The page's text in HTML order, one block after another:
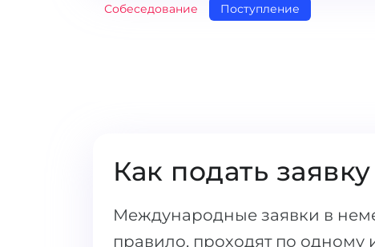
Собеседование Поступление
Как подать заявку
Международные заявки в
правило, проходят по одному